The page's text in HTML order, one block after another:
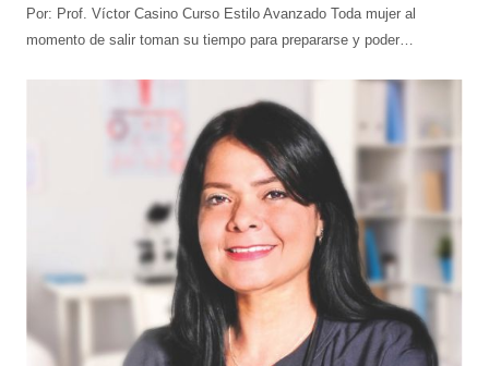
Por: Prof. Víctor Casino Curso Estilo Avanzado Toda mujer al
momento de salir toman su tiempo para prepararse y poder…